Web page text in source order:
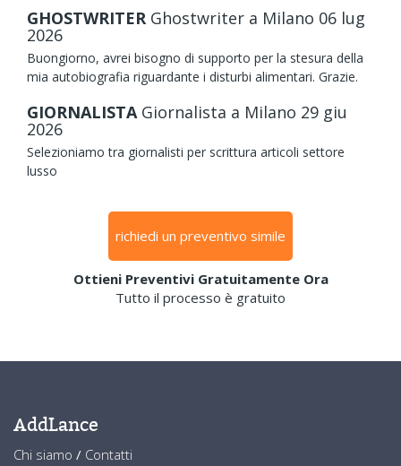
GHOSTWRITER Ghostwriter a Milano 06 lug
2026
Buongiorno, avrei bisogno di supporto per la stesura della
mia autobiografia riguardante i disturbi alimentari. Grazie.
GIORNALISTA Giornalista a Milano 29 giu
2026
Selezioniamo tra giornalisti per scrittura articoli settore
lusso
richiedi un preventivo simile
Ottieni Preventivi Gratuitamente Ora
Tutto il processo è gratuito
AddLance
Chi siamo / Contatti